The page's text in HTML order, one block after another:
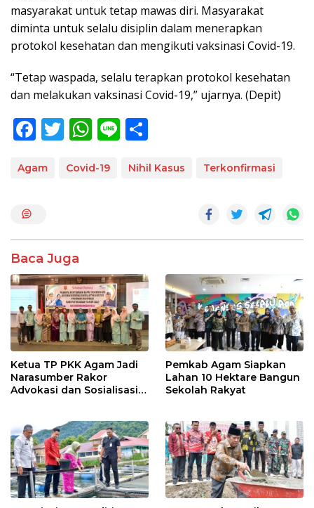
masyarakat untuk tetap mawas diri. Masyarakat
diminta untuk selalu disiplin dalam menerapkan
protokol kesehatan dan mengikuti vaksinasi Covid-19.
“Tetap waspada, selalu terapkan protokol kesehatan
dan melakukan vaksinasi Covid-19,” ujarnya. (Depit)
F
e
o
k
T
itt
W
at
p
Li
e ar
Agam Covid-19 Nihil Kasus Terkonfirmasi
Baca Juga
Ketua TP PKK Agam Jadi
Narasumber Rakor
Advokasi dan Sosialisasi
Pemkab Agam Siapkan
Lahan 10 Hektare Bangun
Sekolah Rakyat